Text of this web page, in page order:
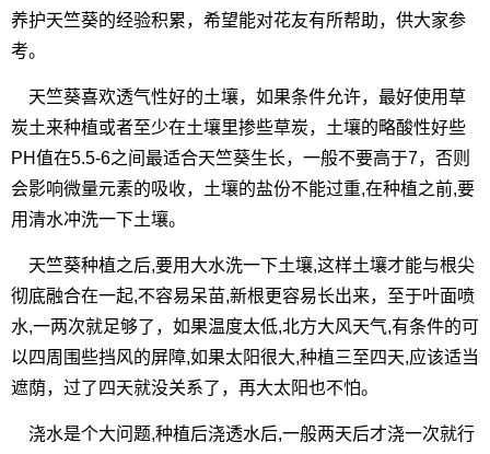
养护天竺葵的经验积累，希望能对花友有所帮助，供大家参
考。
天竺葵喜欢透气性好的土壤，如果条件允许，最好使用草
炭土来种植或者至少在土壤里掺些草炭，土壤的略酸性好些
PH值在5.5-6之间最适合天竺葵生长，一般不要高于7，否则
会影响微量元素的吸收，土壤的盐份不能过重,在种植之前,要
用清水冲洗一下土壤。
天竺葵种植之后,要用大水洗一下土壤,这样土壤才能与根尖
彻底融合在一起,不容易呆苗,新根更容易长出来，至于叶面喷
水,一两次就足够了，如果温度太低,北方大风天气,有条件的可
以四周围些挡风的屏障,如果太阳很大,种植三至四天,应该适当
遮荫，过了四天就没关系了，再大太阳也不怕。
浇水是个大问题,种植后浇透水后,一般两天后才浇一次就行